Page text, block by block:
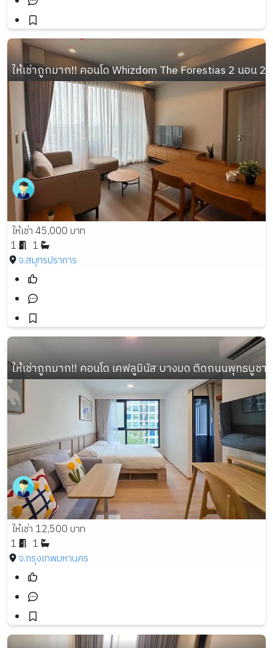
ให้เช่าถูกมาก!! คอนโด Whizdom The Forestias 2 นอน
ให้เช่า 45,000 บาท
1
1
จ.สมุทรปราการ
ให้เช่าถูกมาก!! คอนโด เคฟลูมินัส บางมด ติดถนนพุทธบูชา
ให้เช่า 12,500 บาท
1
1
จ.กรุงเทพมหานคร